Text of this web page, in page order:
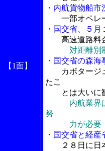
【1面】
・内航貨物船
一部オペレ
・国交省、５
高速道路料
対距離別
・国交省の森
カボタージ
たこ
とは大いに
内航業界
努
力が必要
・国交省と経
２８日に